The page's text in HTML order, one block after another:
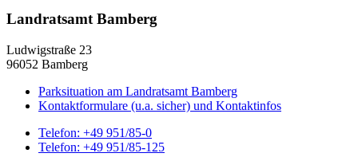
Landratsamt Bamberg
Ludwigstraße 23
96052 Bamberg
Parksituation am Landratsamt Bamberg
Kontaktformulare (u.a. sicher) und Kontaktinfos
Telefon: +49 951/85-0
Telefon: +49 951/85-125